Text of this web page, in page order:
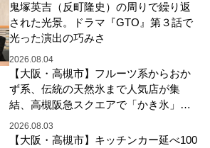
鬼塚英吉（反町隆史）の周りで繰り返
された光景。ドラマ『GTO』第３話で
光った演出の巧みさ
2026.08.04
【大阪・高槻市】フルーツ系からおか
ず系、伝統の天然氷まで人気店が集
結、高槻阪急スクエアで「かき氷」祭
り
2026.08.03
【大阪・高槻市】キッチンカー延べ100